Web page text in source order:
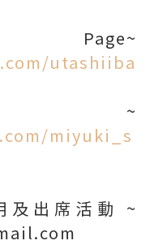
utashiiba
~
miyuki_s
出席活動 ~